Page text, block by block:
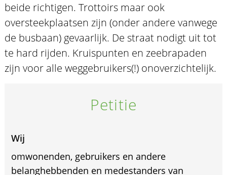
beide richtigen. Trottoirs maar ook
oversteekplaatsen zijn (onder andere vanwege
de busbaan) gevaarlijk. De straat nodigt uit tot
te hard rijden. Kruispunten en zeebrapaden
zijn voor alle weggebruikers(!) onoverzichtelijk.
Petitie
Wij
omwonenden, gebruikers en andere
belanghebbenden en medestanders van